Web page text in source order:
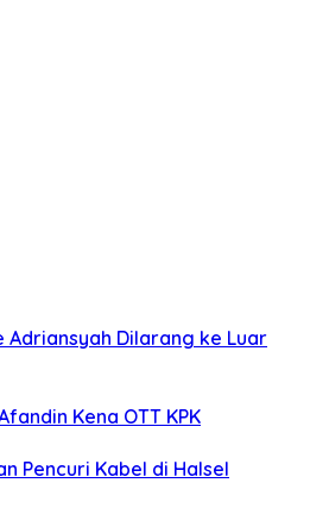
Adriansyah Dilarang ke Luar
Kena OTT KPK
Pencuri Kabel di Halsel